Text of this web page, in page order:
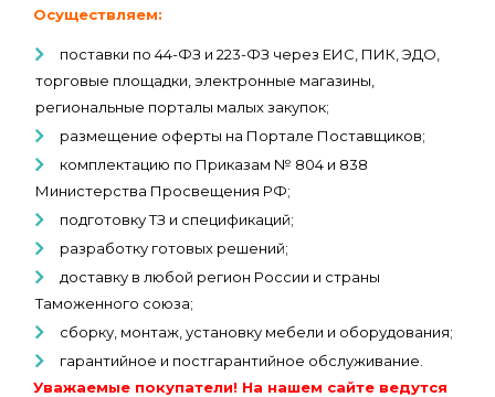
Осуществляем:
поставки по 44-ФЗ и 223-ФЗ через ЕИС, ПИК, ЭДО,
торговые площадки, электронные магазины,
региональные порталы малых закупок;
размещение оферты на Портале Поставщиков;
комплектацию по Приказам № 804 и 838
Министерства Просвещения РФ;
подготовку ТЗ и спецификаций;
разработку готовых решений;
доставку в любой регион России и страны
Таможенного союза;
сборку, монтаж, установку мебели и оборудования;
гарантийное и постгарантийное обслуживание.
Уважаемые покупатели! На нашем сайте ведутся